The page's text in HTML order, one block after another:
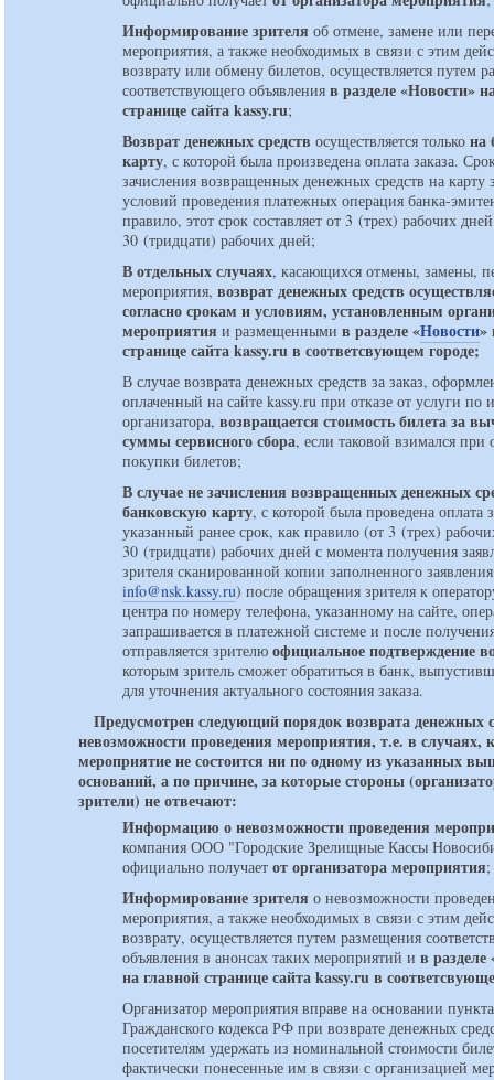
Информирование зрителя об отмене, замене или
мероприятия, а также необходимых в связи с этим
возврату или обмену билетов, осуществляется путем
соответствующего объявленияв разделе «Новости»
странице сайта kassy.ru;
Возврат денежных средств осуществляется толькона
карту, с которой была произведена оплата заказа.
зачисления возвращенных денежных средств на карту
условий проведения платежных операция банка-
правило, этот срок составляет от 3 (трех) рабочих
30 (тридцати) рабочих дней;
В отдельных случаях, касающихся отмены, замены,
мероприятия,возврат денежных средств
согласно срокам и условиям, установленным
мероприятия и размещеннымив разделе «Новости»
странице сайта kassy.ru в соответсвующем городе;
В случае возврата денежных средств за заказ,
оплаченный на сайте kassy.ru при отказе от услуги по
организатора,возвращается стоимость билета за
суммы сервисного сбора, если таковой взимался
покупки билетов;
В случае не зачисления возвращенных денежных
банковскую карту, с которой была проведена оплата
указанный ранее срок, как правило (от 3 (трех)
30 (тридцати) рабочих дней с момента получения
зрителя сканированной копии заполненного
info@nsk.kassy.ru) после обращения зрителя к
центра по номеру телефона, указанному на сайте,
запрашивается в платежной системе и после
отправляется зрителюофициальное подтверждение
которым зритель сможет обратиться в банк,
для уточнения актуального состояния заказа.
Предусмотрен следующий порядок возврата денежных
невозможности проведения мероприятия, т.е. в случаях,
мероприятие не состоится ни по одному из указанных
оснований, а по причине, за которые стороны
зрители) не отвечают:
Информацию о невозможности проведения
компания ООО "Городские Зрелищные Кассы
официально получаетот организатора мероприятия;
Информирование зрителя о невозможности
мероприятия, а также необходимых в связи с этим
возврату, осуществляется путем размещения
объявления в анонсах таких мероприятий ив
на главной странице сайта kassy.ru в
Организатор мероприятия вправе на основании
Гражданского кодекса РФ при возврате денежных
посетителям удержать из номинальной стоимости
фактически понесенные им в связи с организацией